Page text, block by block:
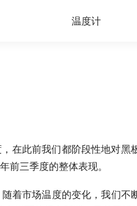
温度计
在此前我们都阶段性地对黑
前三季度的整体表现。
着市场温度的变化，我们不